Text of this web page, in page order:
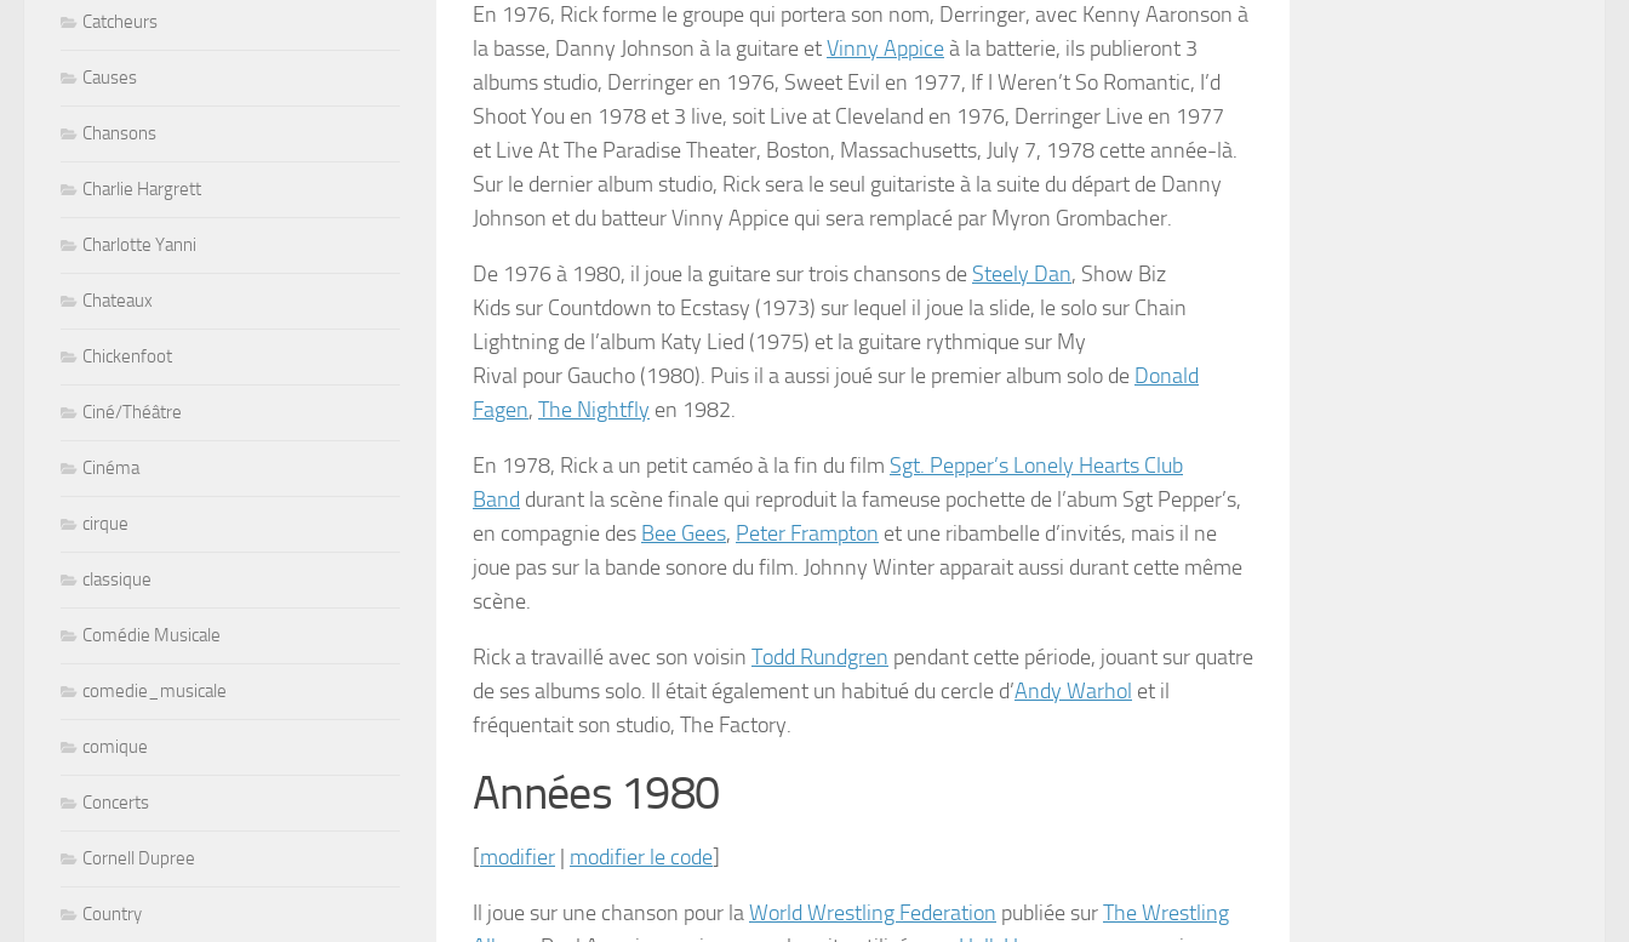
En 1976, Rick forme le groupe qui portera son nom, Derringer, avec Kenny Aaronson à
la basse, Danny Johnson à la guitare etVinny Appiceà la batterie, ils publieront 3
albums studio, Derringer en 1976, Sweet Evil en 1977, If I Weren’t So Romantic, I’d
Shoot You en 1978 et 3 live, soit Live at Cleveland en 1976, Derringer Live en 1977
et Live At The Paradise Theater, Boston, Massachusetts, July 7, 1978 cette année-là.
Sur le dernier album studio, Rick sera le seul guitariste à la suite du départ de Danny
Johnson et du batteur Vinny Appice qui sera remplacé par Myron Grombacher.
De 1976 à 1980, il joue la guitare sur trois chansons de Steely Dan, Show Biz
Kids sur Countdown to Ecstasy (1973) sur lequel il joue la slide, le solo sur Chain
Lightning de l’album Katy Lied (1975) et la guitare rythmique sur My
Rival pour Gaucho (1980). Puis il a aussi joué sur le premier album solo de Donald
Fagen, The Nightfly en 1982.
En 1978, Rick a un petit caméo à la fin du film Sgt. Pepper’s Lonely Hearts Club
Band durant la scène finale qui reproduit la fameuse pochette de l’abum Sgt Pepper’s,
en compagnie des Bee Gees, Peter Frampton et une ribambelle d’invités, mais il ne
joue pas sur la bande sonore du film. Johnny Winter apparait aussi durant cette même
scène.
Rick a travaillé avec son voisin Todd Rundgren pendant cette période, jouant sur quatre
de ses albums solo. Il était également un habitué du cercle d’Andy Warhol et il
fréquentait son studio, The Factory.
Années 1980
[modifier | modifier le code]
Il joue sur une chanson pour laWorld Wrestling Federation publiée surThe Wrestling
Catcheurs
Causes
Chansons
Charlie Hargrett
Charlotte Yanni
Chateaux
Chickenfoot
Ciné/Théâtre
Cinéma
cirque
classique
Comédie Musicale
comedie_musicale
comique
Concerts
Cornell Dupree
Country